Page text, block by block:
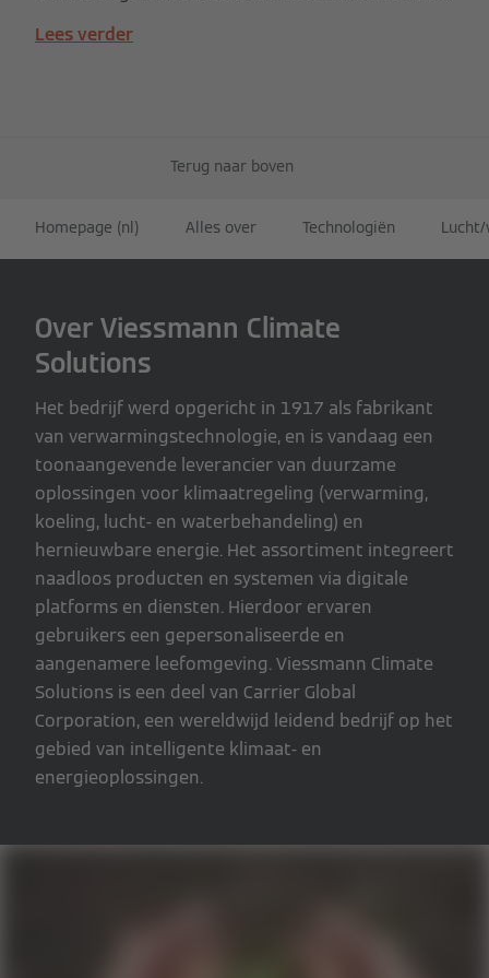
Lees verder
Terug naar boven
Homepage (nl) Alles over Technologiën
Over Viessmann Climate
Solutions
Het bedrijf werd opgericht in 1917 als fabrikant
van verwarmingstechnologie, en is vandaag een
toonaangevende leverancier van duurzame
oplossingen voor klimaatregeling (verwarming,
koeling, lucht- en waterbehandeling) en
hernieuwbare energie. Het assortiment integreert
naadloos producten en systemen via digitale
platforms en diensten. Hierdoor ervaren
gebruikers een gepersonaliseerde en
aangenamere leefomgeving. Viessmann Climate
Solutions is een deel van Carrier Global
Corporation, een wereldwijd leidend bedrijf op het
gebied van intelligente klimaat- en
energieoplossingen.